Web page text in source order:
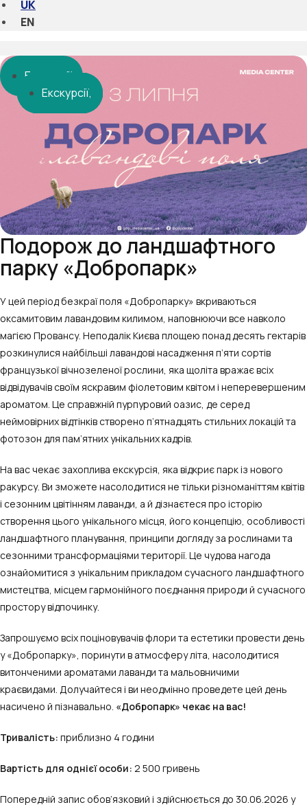
UK
EN
Екскурсії
Подорож до ландшафтного
парку «Добропарк»
У цей період безкраї поля «Добропарку» вкриваються
оксамитовим лавандовим килимом, наповнюючи все навколо
магією Провансу. Неподалік Києва площею понад десять гектарів
розкинулися найбільші лавандові насадження п’яти сортів
французької вічнозеленої рослини, яка щоліта вражає всіх
відвідувачів своїм яскравим фіолетовим квітом і неперевершеним
ароматом. Це справжній пурпуровий оазис, де серед
неймовірних відтінків створено п’ятнадцять стильних локацій та
фотозон для пам’ятнихунікальних кадрів.
На вас чекає захоплива екскурсія, яка відкриєпарк із нового
ракурсу. Ви зможете насолодитися не тільки різноманіттям квітів
і сезонним цвітінням лаванди, а й дізнаєтеся про історію
створення цього унікального місця, його концепцію, особливості
ландшафтного планування, принципи догляду за рослинами та
сезонними трансформаціями території. Це чудова нагода
ознайомитися з унікальним прикладом сучасного ландшафтного
мистецтва, місцем гармонійного поєднання природи й сучасного
простору відпочинку.
Запрошуємо всіх поціновувачів флори та естетики провести день
у «Добропарку», поринути в атмосферу літа, насолодитися
витонченими ароматами лаванди та мальовничими
краєвидами. Долучайтеся і ви неодмінно проведете цей день
насичено й пізнавально. «Добропарк» чекає на вас!
Тривалість: приблизно 4 години
Вартість для однієї особи: 2 500 гривень
Попередній запис обов’язковий і здійснюється до 30.06.2026 у
Екскурсії
Екскурсії
Екскурсії